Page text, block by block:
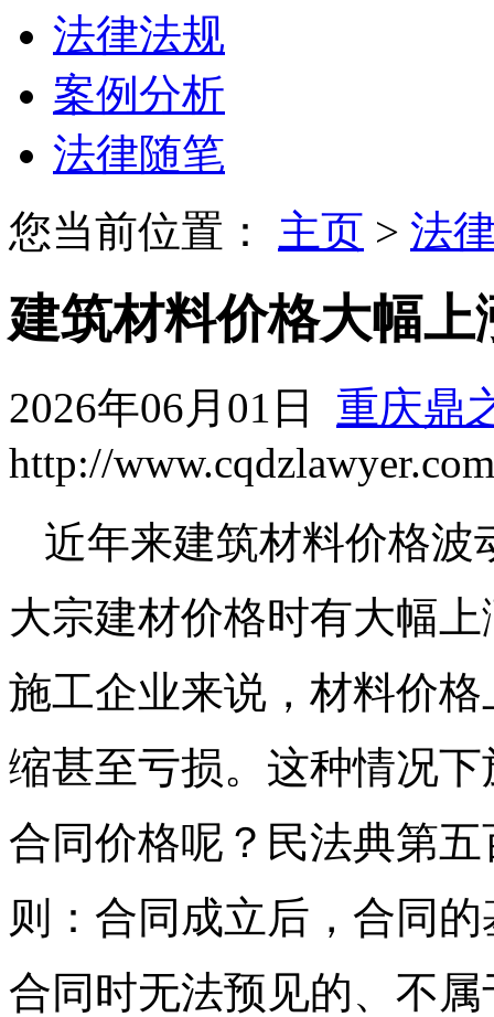
法律法规
案例分析
法律随笔
您当前位置： 主页 > 法
建筑材料价格大幅
2026年06月01日 重庆鼎
http://www.cqdzlawyer.com
近年来建筑材料价格波
大宗建材价格时有大幅
施工企业来说，材料价
缩甚至亏损。这种情况
合同价格呢？民法典第
则：合同成立后，合同
合同时无法预见的、不